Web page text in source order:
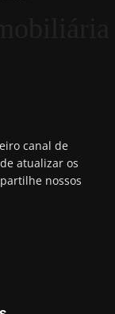
canal de
atualizar os
nossos